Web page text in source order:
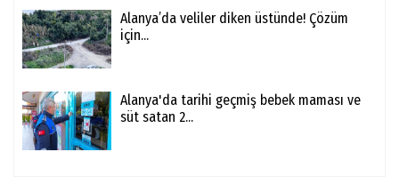
Alanya’da veliler diken üstünde! Çözüm
için...
Alanya'da tarihi geçmiş bebek maması ve
süt satan 2...